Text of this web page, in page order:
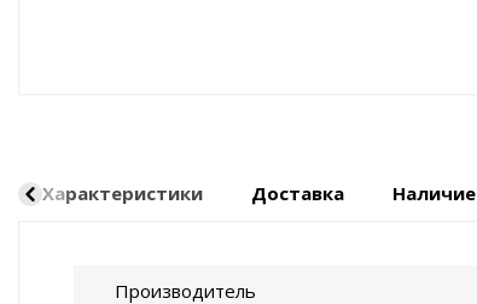
Характеристики Доставка Наличие
Производитель